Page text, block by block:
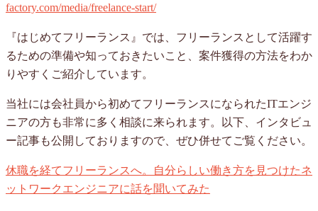
factory.com/media/freelance-start/
『はじめてフリーランス』では、フリーランスとして活躍す
るための準備や知っておきたいこと、案件獲得の方法をわか
りやすくご紹介しています。
当社には会社員から初めてフリーランスになられたITエンジ
ニアの方も非常に多く相談に来られます。以下、インタビュ
ー記事も公開しておりますので、ぜひ併せてご覧ください。
休職を経てフリーランスへ。自分らしい働き方を見つけたネ
ットワークエンジニアに話を聞いてみた